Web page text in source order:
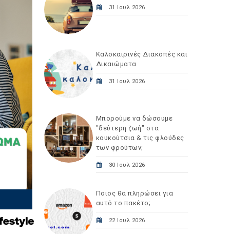
31 Ιουλ 2026
Καλοκαιρινές Διακοπές και
Δικαιώματα
31 Ιουλ 2026
Μπορούμε να δώσουμε
"δεύτερη ζωή" στα
κουκούτσια & τις φλούδες
των φρούτων;
30 Ιουλ 2026
Ποιος θα πληρώσει για
αυτό το πακέτο;
22 Ιουλ 2026